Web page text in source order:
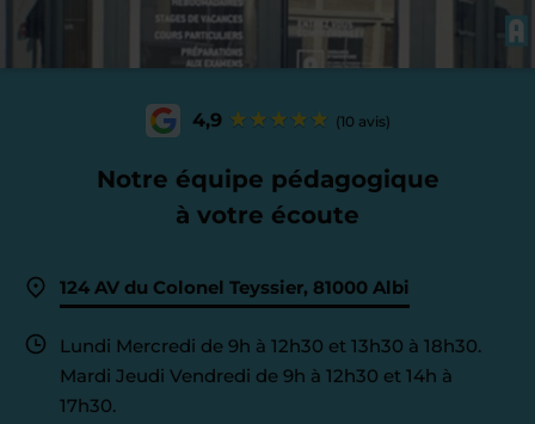
4,9 (10 avis)
Notre équipe pédagogique
à votre écoute
124 AV du Colonel Teyssier, 81000 Albi
Lundi Mercredi de 9h à 12h30 et 13h30 à 18h30.
Mardi Jeudi Vendredi de 9h à 12h30 et 14h à
17h30.